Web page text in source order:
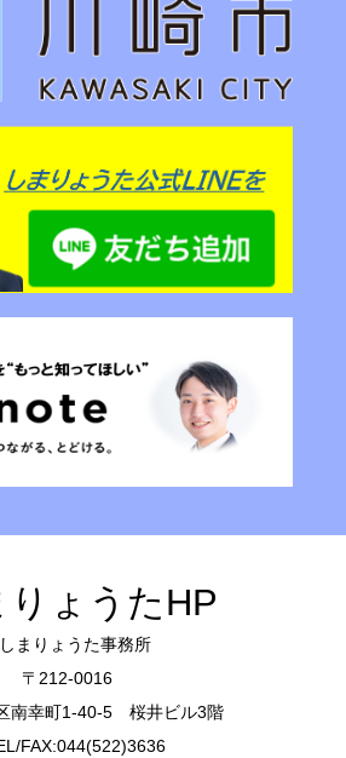
りょうたHP
しまりょうた事務所
〒212-0016
南幸町1-40-5 桜井ビル3階
FAX:044(522)3636